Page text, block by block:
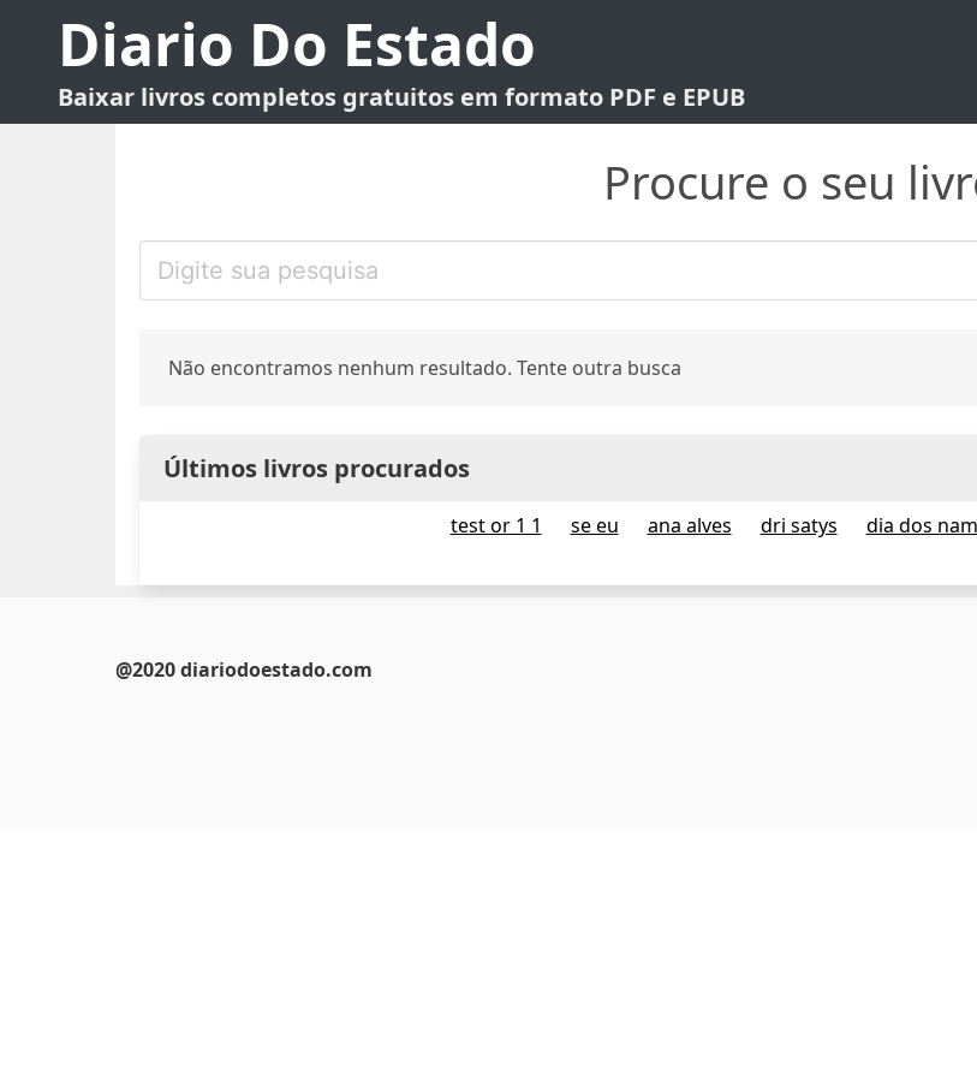
Diario Do Estado
Baixar livros completos gratuitos em formato PDF e EPUB
Procure o seu
Não encontramos nenhum resultado. Tente outra busca
Últimos livros procurados
test or 1 1 se eu ana alves dri satys dia dos
@2020 diariodoestado.com